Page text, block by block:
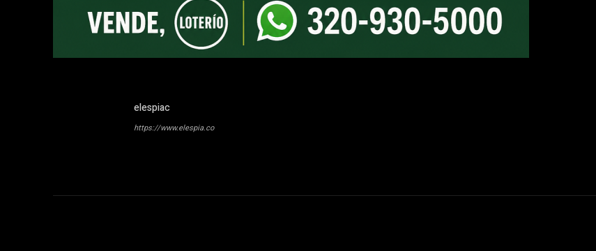
elespiac
https://www.elespia.co